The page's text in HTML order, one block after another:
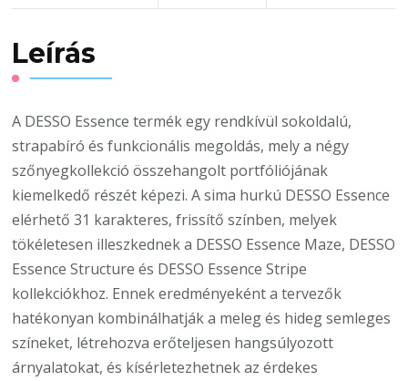
Leírás
A DESSO Essence termék egy rendkívül sokoldalú,
strapabíró és funkcionális megoldás, mely a négy
szőnyegkollekció összehangolt portfóliójának
kiemelkedő részét képezi. A sima hurkú DESSO Essence
elérhető 31 karakteres, frissítő színben, melyek
tökéletesen illeszkednek a DESSO Essence Maze, DESSO
Essence Structure és DESSO Essence Stripe
kollekciókhoz. Ennek eredményeként a tervezők
hatékonyan kombinálhatják a meleg és hideg semleges
színeket, létrehozva erőteljesen hangsúlyozott
árnyalatokat, és kísérletezhetnek az érdekes